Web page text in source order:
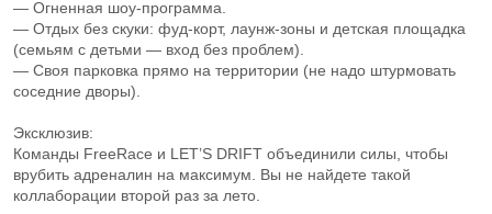
— Огненная шоу-программа.
— Отдых без скуки: фуд-корт, лаунж-зоны и детская площадка
(семьям с детьми — вход без проблем).
— Своя парковка прямо на территории (не надо штурмовать
соседние дворы).
Эксклюзив:
Команды FreeRace и LET’S DRIFT объединили силы, чтобы
врубить адреналин на максимум. Вы не найдете такой
коллаборации второй раз за лето.